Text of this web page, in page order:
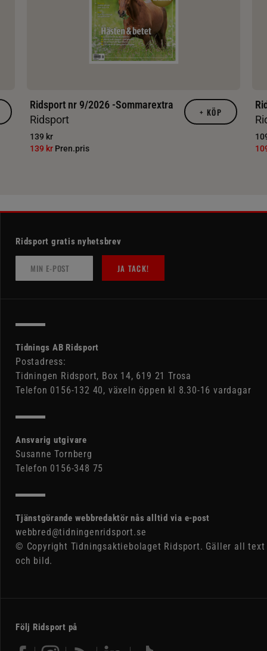
Ridsport nr 9/2026 -Sommarextra
Ridsport
139 kr
139 kr Pren.pris
+ KÖP
Ridsport gratis nyhetsbrev
JA TACK!
Tidnings AB Ridsport
Postadress:
Tidningen Ridsport, Box 14, 619 21 Trosa
Telefon 0156-132 40, växeln öppen kl 8.30-16 vardagar
Ansvarig utgivare
Susanne Tornberg
Telefon 0156-348 75
Tjänstgörande webbredaktör nås alltid via e-post
webbred@tidningenridsport.se
© Copyright Tidningsaktiebolaget Ridsport. Gäller all text
och bild.
Följ Ridsport på